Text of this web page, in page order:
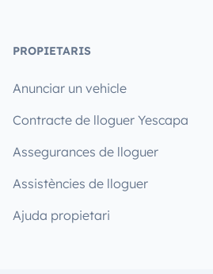
PROPIETARIS
Anunciar un vehicle
Contracte de lloguer Yescapa
Assegurances de lloguer
Assistències de lloguer
Ajuda propietari